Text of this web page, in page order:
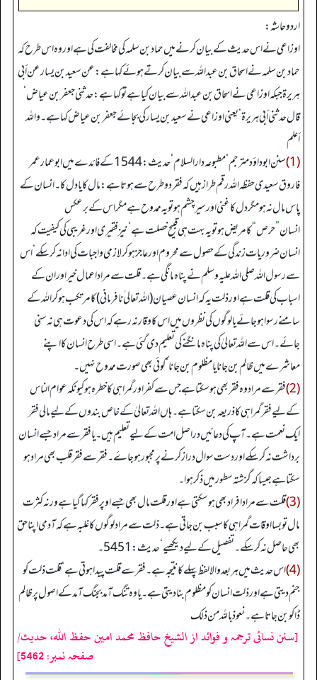
اردو حاشہ:
اوزاعی نے اس حدیث کے بیان کرنے میں حماد بن سلمہ کی مخالفت کی ہے اور وہ اس طرح کہ
حماد بن سلمہ نے اسحاق بن عبد اللہ سے بیان کرتے ہوئے کہا ہے:عن سعید بن یسار عن أبي
هریرة جبکہ اوزاعی نے اسحاق بن عبد اللہ سے بیان کیا ہے تو کہا ہے: حدثني جعفر بن عیاض‘
قال حدثني أبي هریرة‘یعنی اوزاعی نے سعید بن یسار کی بجائے جعفر بن عیاض کہا ہے۔ واللہ
أعلم
(1)
سنن ابوداؤد مترجم‘ مطبوعہ دارالسلام‘ حدیث:1544 کے فائدے میں ابو عمار عمر
فاروق سعیدی حفظہ اللہ رقم طراز ہیں کہ فقر دو طرح سے ہوتا ہے: مال کا یا دل کا۔ انسان کے
پاس مال نہ ہو مگر دل کا غنی اور سیر چشم ہو تو یہ ممدوح ہے مگر اس کے بر عکس
انسان”حرص“کا مریض ہو تو یہ بہت ہی قبیح خصلت ہے‘ نیز فقیری اور غریبی کی کیفیت کہ
انسان ضروریات زندگی کے حصول سے محروم اور عاجز ہو کر لازمی واجبات کی ادا نہ کر سکے‘ اس
سے رسول اللہ صلی اللہ علیہ وسلم نے پناہ مانگی ہے۔ قلت سے مراد اعمال خیر اور ان کے
اسباب کی قلت ہے اور ذلت یہ کہ انسان عصیان (اللہ تعالی ٰ نافرمانی) کا مرتکب ہو کر اللہ کے
سامنے رسوا ہو جائے یا لوگوں کی نظروں میں اس کا وقار نہ رہے کہ اس کی دعوت ہی نہ سنی
جائے۔اس سے اللہ تعالیٰ کی پناہ مانگنے کی تعلیم دی گئی ہے۔ اسی طرح انسان کا اپنے
معاشرے میں ظالم بن جانا یا مظلوم بن جانا‘ کوئی بھی صورت ممدوح نہیں۔
(2) فقر سے مراد وہ فقر بھی ہو سکتا ہے جس سے کفر اور گمراہی کا خطرہ ہو کیونکہ عوام الناس
کے لیے فقر گمراہی کا ذریعہ بن سکتا ہے۔ ہاں اللہ تعالیٰ کے خاص بندوں کے لیے مالی فقر
ایک نعمت ہے۔ آپ کی دعائیں دراصل امت کے لیے تعلیم ہیں۔ یا فقر سے مراد جسے انسان
برداشت نہ کر سکے اور دست سوال دراز کرنے پر مجبور ہو جاۓ۔ فقر سے فقرقلب بھی مراد ہو
سکتا ہے جیسا کہ گزشتہ سطور میں ذکر ہوا۔
(3) قلت سے مراد افراد بھی ہو سکتی ہے اور قلت مال بھی جسے اوپر فقر کہا گیا ہے ورنہ کثرت
مال تو بسا اوقات گمراہی کا سبب بن جاتی ہے۔ ذلت سے مراد لوگوں کا غلبہ ہے کہ آدمی اپنا حق
بھی حاصل نہ کر سکے۔ تفصیل کے لیے دیکھیے ‘حدیث:5451۔
(4) اس حدیث میں ہر بعد والا لفظ پہلے کا نتیجہ ہے۔ فقر سے قلت پیدا ہوتی ہے‘ قلت ذلت کو
جنم دیتی ہے اور ذلت انسان کو مظلوم بنا دیتی ہے۔ یا وہ تنگ آمد بجنگ آمد کے اصول پر ظالم
ڈاکو بن جاتا ہے۔ نعوذ بالله من ذلك
[سنن نسائی ترجمہ و فوائد از الشیخ حافظ محمد امین حفظ اللہ، حدیث/
صفحہ نمبر: 5462]